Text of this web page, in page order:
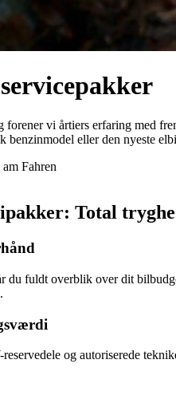
vi årtiers erfaring med
benzinmodel eller den nyeste
am Fahren
Total
fuldt overblik over dit
og autoriserede